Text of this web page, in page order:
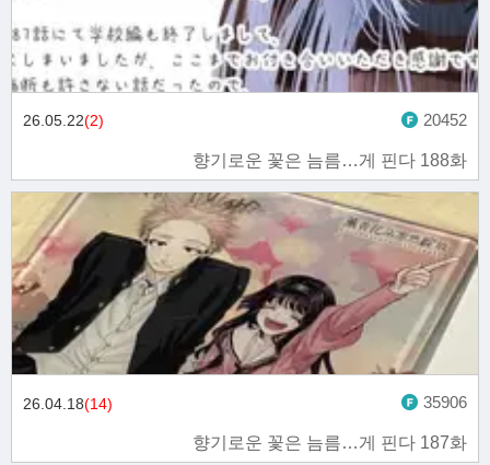
향기로운 꽃은 늠름…게 핀다 188화
26.05.22(2) 20452
향기로운 꽃은 늠름…게 핀다 187화
26.04.18(14) 35906